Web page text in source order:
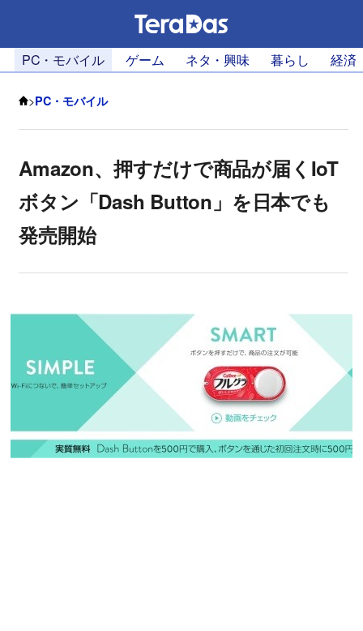
PC・モバイル ゲーム ネタ・興味 暮らし 経済
>PC・モバイル
Amazon、押すだけで商品が届くIoT
ボタン「Dash Button」を日本でも
発売開始